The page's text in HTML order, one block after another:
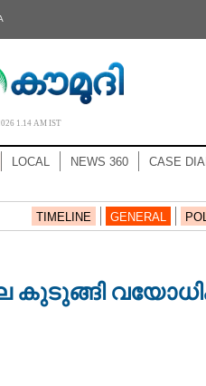
1.14 AM IST
LOCAL NEWS 360 CASE
TIMELINE GENERAL
തല കുടുങ്ങി